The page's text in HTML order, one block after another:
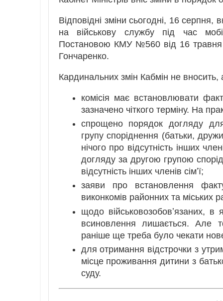
Відповідні зміни сьогодні, 16
на військову службу під час
Постановою КМУ №560 від 16 травня
Гончаренко.
Кардинальних змін Кабмін не
комісія має встановлювати
зазначено чіткого терміну. На
спрощено порядок догляду
групу споріднення (батьки,
нічого про відсутність інших
догляду за другою групою
відсутність інших членів сімʼї;
заяви про встановлення
виконкомів районних та міських
щодо військовозобовʼязаних,
всиновлення лишається. Але
раніше ще треба було чекати
для отримання відстрочки з
місце проживання дитини з
суду.